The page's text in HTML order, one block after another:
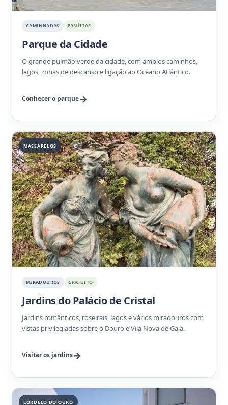
CAMINHADAS FAMÍLIAS
Parque da Cidade
O grande pulmão verde da cidade, com amplos caminhos,
lagos, zonas de descanso e ligação ao Oceano Atlântico.
Conhecer o parque
MASSARELOS
MIRADOUROS GRATUITO
Jardins do Palácio de Cristal
Jardins românticos, roseirais, lagos e vários miradouros com
vistas privilegiadas sobre o Douro e Vila Nova de Gaia.
Visitar os jardins
LORDELO DO OURO